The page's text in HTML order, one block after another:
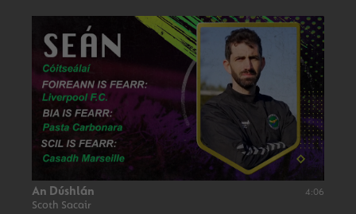
An Dúshlán
Scoth Sacair
4:06